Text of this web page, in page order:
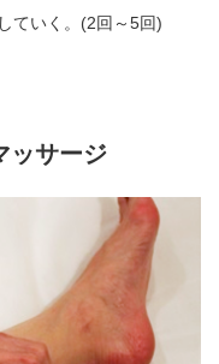
ていく。(2回～5回)
ッサージ